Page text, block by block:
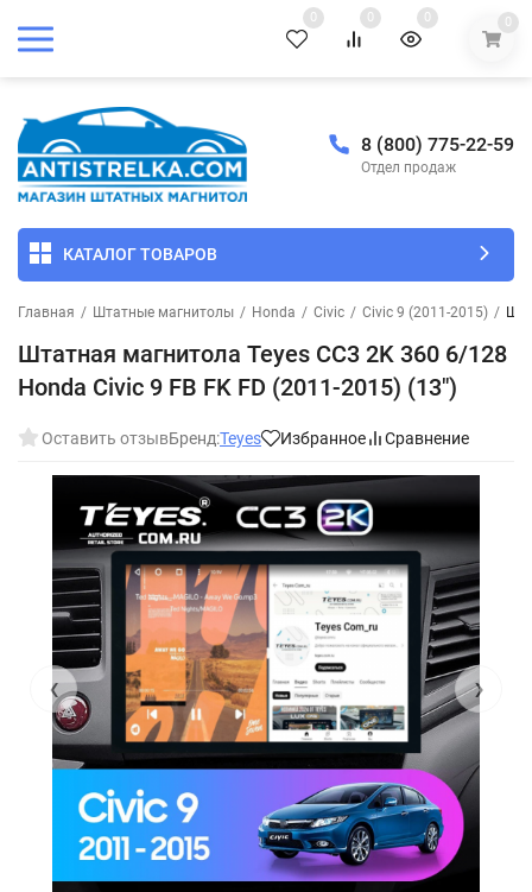
0 0 0 0
8 (800) 775-22-59
Отдел продаж
КАТАЛОГ ТОВАРОВ
Главная / Штатные магнитолы / Honda / Civic / Civic 9 (2011-2015) /
Штатная магнитола Teyes CC3 2K 360 6/128
Honda Civic 9 FB FK FD (2011-2015) (13")
Оставить отзывБренд:Teyes Избранное Сравнение
‹ ›